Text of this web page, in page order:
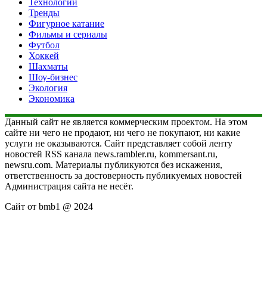
Тренды
Фигурное катание
Фильмы и сериалы
Футбол
Хоккей
Шахматы
Шоу-бизнес
Экология
Экономика
Данный сайт не является коммерческим проектом. На этом
сайте ни чего не продают, ни чего не покупают, ни какие
услуги не оказываются. Сайт представляет собой ленту
новостей RSS канала news.rambler.ru, kommersant.ru,
newsru.com. Материалы публикуются без искажения,
ответственность за достоверность публикуемых новостей
Администрация сайта не несёт.
Сайт от bmb1 @ 2024